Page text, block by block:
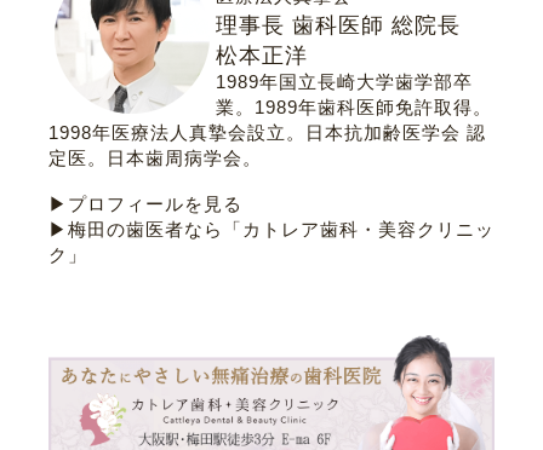
理事長 歯科医師 総院長
松本正洋
1989年国立長崎大学歯学部卒
業。1989年歯科医師免許取得。
1998年医療法人真摯会設立。
日本抗加齢医学会 認
定医 。 日本歯周病学会 。
▶プロフィールを見る
▶梅田の歯医者なら「カトレア歯科・美容クリニッ
ク」